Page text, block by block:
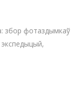
збор фотаздымкаў